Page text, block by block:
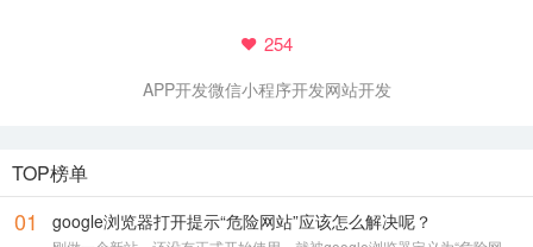
254
APP开发微信小程序开发网站开发
TOP榜单
01 google浏览器打开提示“危险网站”应该怎么解决呢？